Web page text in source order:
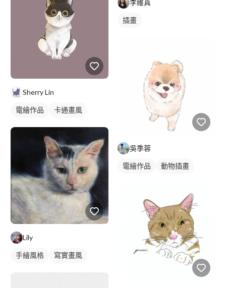
Sherry Lin
電繪作品
卡通畫風
插畫
動物插畫
Lily
手繪風格
寫實畫風
李維真
插畫
吳季蓉
電繪作品 動物插畫